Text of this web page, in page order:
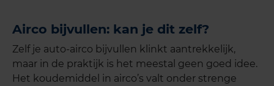
Airco bijvullen: kan je dit zelf?
Zelf je auto-airco bijvullen klinkt aantrekkelijk,
maar in de praktijk is het meestal geen goed idee.
Het koudemiddel in airco’s valt onder strenge